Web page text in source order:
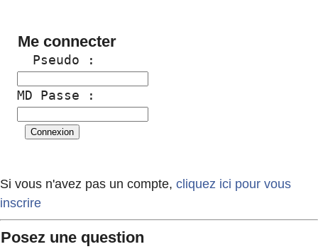
Me connecter
  Pseudo :
MD Passe :
Si vous n'avez pas un compte, cliquez ici pour vous
inscrire
Posez une question